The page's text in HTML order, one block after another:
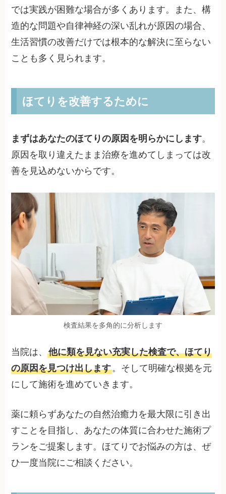
では実践が困難な場合が多くあります。また、構
造的な問題や自律神経の深い乱れが原因の場合、
生活習慣の改善だけでは根本的な解決に至らない
ことも多く見られます。
ほてりを改善するために
まずはあなたのほてりの原因を明らかにします。
原因を取り違えたまま治療を進めてしまっては改
善を見込めないからです。
検査結果を多角的に分析します
当院は、他に類を見ない充実した検査で、ほてり
の原因を見つけ出します。そして明確な根拠を元
にして施術を進めていきます。
薬に頼らずあなたの自然治癒力を最大限に引き出
すことを目指し、あなたの体質に合わせた施術プ
ランをご提案します。ほてりでお悩みの方は、ぜ
ひ一度当院にご相談ください。